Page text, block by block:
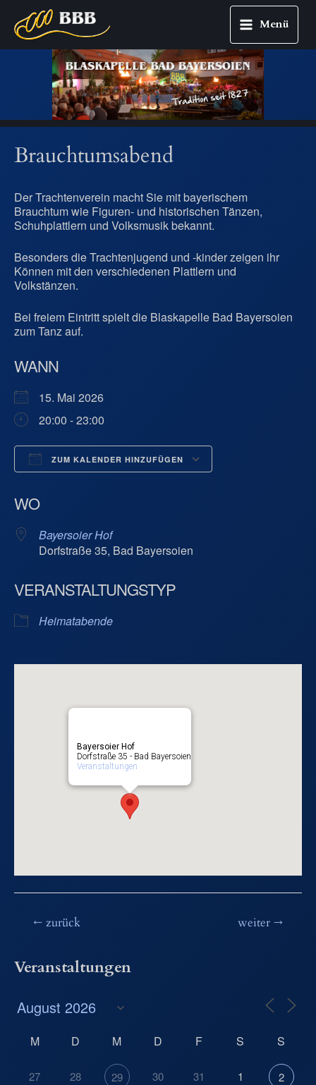
Main
Menu
Menü
Brauchtumsabend
Der Trachtenverein macht Sie mit bayerischem
Brauchtum wie Figuren- und historischen Tänzen,
Schuhplattlern und Volksmusik bekannt.
Besonders die Trachtenjugend und -kinder zeigen ihr
Können mit den verschiedenen Plattlern und
Volkstänzen.
Bei freiem Eintritt spielt die Blaskapelle Bad Bayersoien
zum Tanz auf.
WANN
15. Mai 2026
20:00 - 23:00
ZUM KALENDER HINZUFÜGEN
WO
Bayersoier Hof
Dorfstraße 35, Bad Bayersoien
VERANSTALTUNGSTYP
Heimatabende
Bayersoier Hof
Dorfstraße 35 - Bad Bayersoien
Veranstaltungen
Beitragsnavigation
←zurück weiter→
Veranstaltungen
M D M D F S S
27 28 29 30 31 1 2